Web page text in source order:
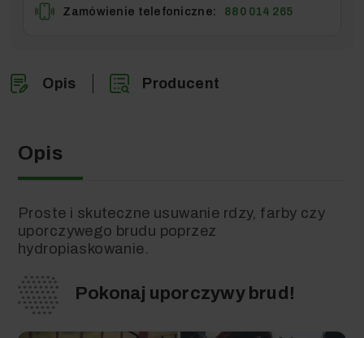
Zamówienie telefoniczne: 880 014 265
Opis Producent
Opis
Proste i skuteczne usuwanie rdzy, farby czy
uporczywego brudu poprzez
hydropiaskowanie.
Pokonaj uporczywy brud!